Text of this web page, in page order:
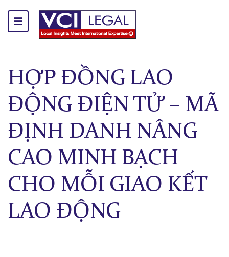
HỢP ĐỒNG LAO
ĐỘNG ĐIỆN TỬ – MÃ
ĐỊNH DANH NÂNG
CAO MINH BẠCH
CHO MỖI GIAO KẾT
LAO ĐỘNG